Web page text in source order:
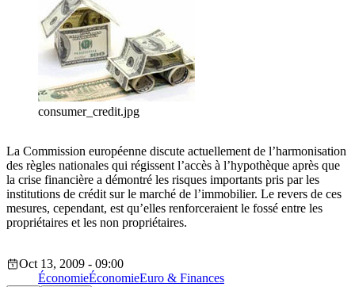
consumer_credit.jpg
La Commission européenne discute actuellement de l’harmonisation
des règles nationales qui régissent l’accès à l’hypothèque après que
la crise financière a démontré les risques importants pris par les
institutions de crédit sur le marché de l’immobilier. Le revers de ces
mesures, cependant, est qu’elles renforceraient le fossé entre les
propriétaires et les non propriétaires.
Oct 13, 2009 - 09:00
ÉconomieÉconomieEuro & Finances